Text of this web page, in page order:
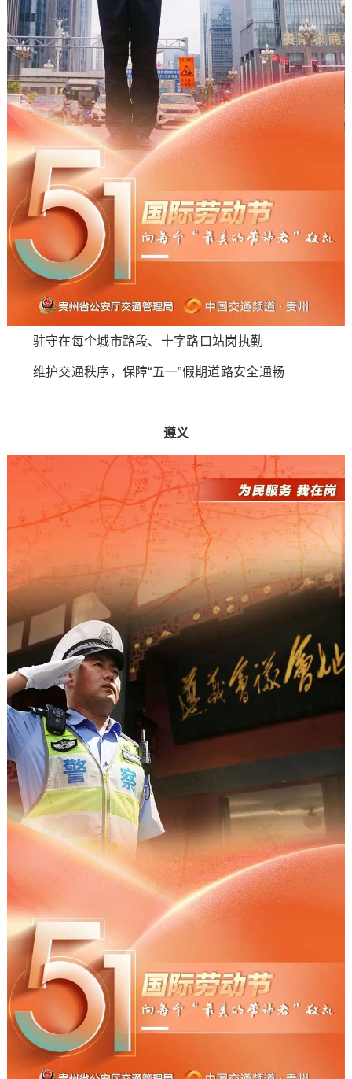
驻守在每个城市路段、十字路口站岗执勤
维护交通秩序，保障“五一”假期道路安全通畅
遵义